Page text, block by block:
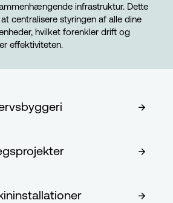
infrastruktur. Dette
centralisere styringen af alle dine
hvilket forenkler drift og
effektiviteten.